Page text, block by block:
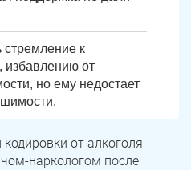
стремление к
избавлению от
но ему недостает
от алкоголя
наркологом после